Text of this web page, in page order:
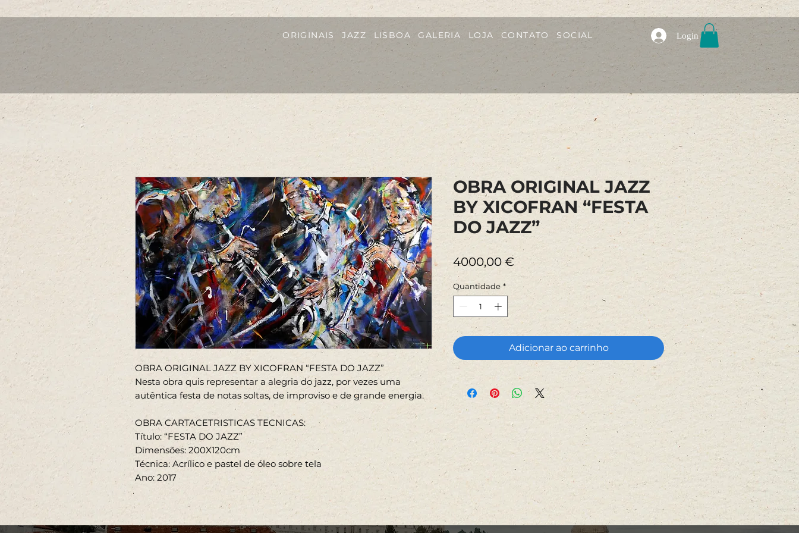
Login
ORIGINAIS JAZZ LISBOA GALERIA LOJA CONTATO SOCIAL
OBRA ORIGINAL JAZZ BY XICOFRAN “FESTA DO JAZZ”
Nesta obra quis representar a alegria do jazz, por vezes uma
autêntica festa de notas soltas, de improviso e de grande energia.
OBRA CARTACETRISTICAS TECNICAS:
Título: “FESTA DO JAZZ”
Dimensões: 200X120cm
Técnica: Acrílico e pastel de óleo sobre tela
Ano: 2017
OBRA ORIGINAL JAZZ
BY XICOFRAN “FESTA
DO JAZZ”
4000,00 €Preço
Quantidade *
Adicionar ao carrinho